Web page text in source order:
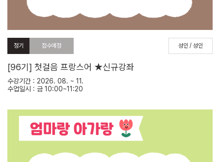
정기 접수예정 성인 / 성인
[96기] 첫걸음 프랑스어 ★신규강좌
수강기간 : 2026. 08. ~ 11.
수업일시 : 금 10:00~11:20